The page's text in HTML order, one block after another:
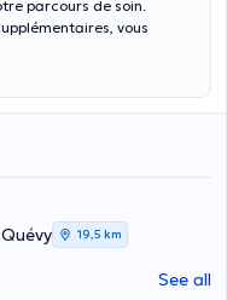
parcours de soin.
vous
19,5 km
See all